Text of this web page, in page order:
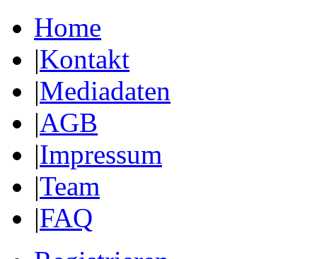
Home
|Kontakt
|Mediadaten
|AGB
|Impressum
|Team
|FAQ